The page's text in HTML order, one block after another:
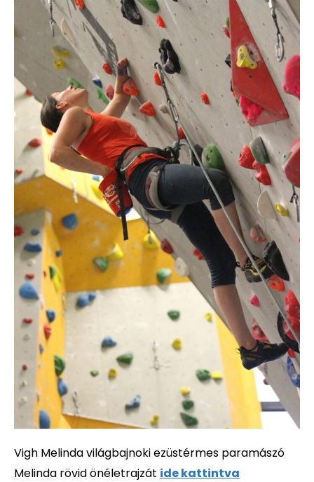
Vigh Melinda világbajnoki ezüstérmes paramászó
Melinda rövid önéletrajzát ide kattintva